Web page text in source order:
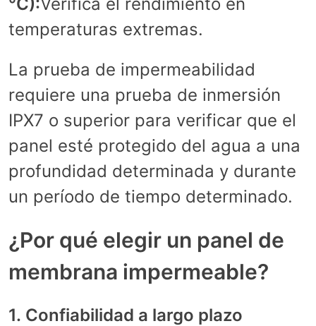
temperaturas extremas.
La prueba de impermeabilidad
requiere una prueba de inmersión
IPX7 o superior para verificar que el
panel esté protegido del agua a una
profundidad determinada y durante
un período de tiempo determinado.
¿Por qué elegir un panel de
membrana impermeable?
1. Confiabilidad a largo plazo